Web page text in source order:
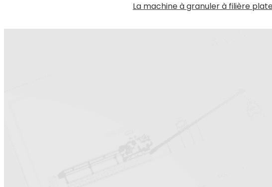
La machine à granuler à filière